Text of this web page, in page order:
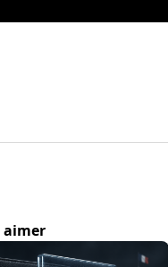
aimer